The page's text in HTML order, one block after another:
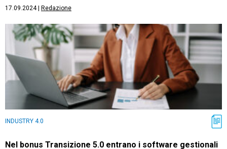
17.09.2024| Redazione
INDUSTRY 4.0
Nel bonus Transizione 5.0 entrano i software gestionali